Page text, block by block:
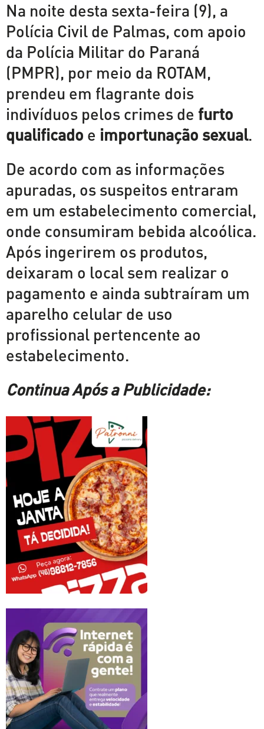
Na noite desta sexta-feira (9), a
Polícia Civil de Palmas, com apoio
da Polícia Militar do Paraná
(PMPR), por meio da ROTAM,
prendeu em flagrante dois
indivíduos pelos crimes de furto
qualificado e importunação sexual.
De acordo com as informações
apuradas, os suspeitos entraram
em um estabelecimento comercial,
onde consumiram bebida alcoólica.
Após ingerirem os produtos,
deixaram o local sem realizar o
pagamento e ainda subtraíram um
aparelho celular de uso
profissional pertencente ao
estabelecimento.
Continua Após a Publicidade: